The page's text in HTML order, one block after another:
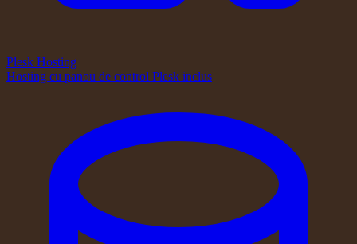
Plesk Hosting
Hosting cu panou de control Plesk inclus